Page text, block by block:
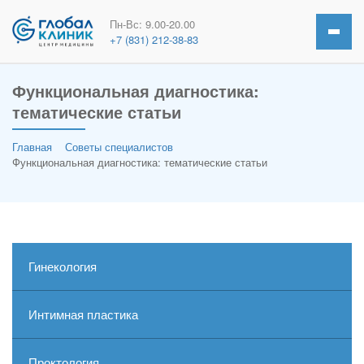
Пн-Вс: 9.00-20.00
+7 (831) 212-38-83
Функциональная диагностика:
тематические статьи
Главная
Советы специалистов
Функциональная диагностика: тематические статьи
Гинекология
Интимная пластика